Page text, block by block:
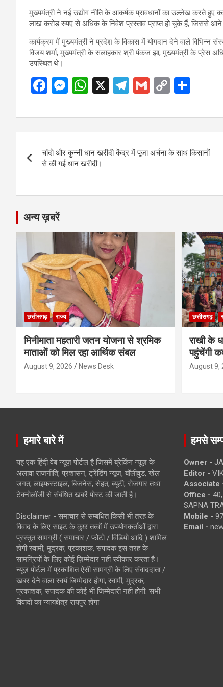
मुख्यमंत्री ने नई उद्योग नीति के आकर्षक प्रावधानों का उल्लेख करते हुए
लाख करोड़ रुपए से अधिक के निवेश प्रस्ताव प्राप्त हो चुके हैं, जिससे आने
कार्यक्रम में मुख्यमंत्री ने प्रदेश के विकास में योगदान देने वाले विभिन्न
विजय शर्मा, मुख्यमंत्री के सलाहकार श्री पंकज झा, मुख्यमंत्री के प्रेस
उपस्थित थे।
F
ce
o
o
M
se
g
er
W
at
A
p
X
T
e
a
G
ail
C
py
n
ar
navigation
चांदो और कुन्नी धान खरीदी केंद्र में पूजा अर्चना के साथ किसानों
से की गई धान खरीदी।
अन्य ख़बरें
छत्तीसगढ़ राज्य
मिनीमाता महतारी जतन योजना से श्रमिक
माताओं को मिल रहा आर्थिक संबल
August 9, 2026 News Desk
छत्तीसगढ़
राखी के
पहुंचेंगी
August 9,
हमारे बारे में
यह एक हिंदी वेब न्यूज़ पोर्टल है जिसमें ब्रेकिंग न्यूज़ के
अलावा राजनीति, प्रशासन, ट्रेंडिंग न्यूज, बॉलीवुड, खेल
जगत, लाइफस्टाइल, बिजनेस, सेहत, ब्यूटी, रोजगार तथा
टेक्नोलॉजी से संबंधित खबरें पोस्ट की जाती है।
Disclaimer - समाचार से सम्बंधित किसी भी तरह के
विवाद के लिए साइट के कुछ तत्वों में उपयोगकर्ताओं द्वारा
प्रस्तुत सामग्री ( समाचार / फोटो / विडियो आदि ) शामिल
होगी स्वामी, मुद्रक, प्रकाशक, संपादक इस तरह के
सामग्रियों के लिए कोई ज़िम्मेदार नहीं स्वीकार करता है।
न्यूज़ पोर्टल में प्रकाशित ऐसी सामग्री के लिए संवाददाता /
खबर देने वाला स्वयं जिम्मेदार होगा, स्वामी, मुद्रक,
प्रकाशक, संपादक की कोई भी जिम्मेदारी नहीं होगी. सभी
विवादों का न्यायक्षेत्र रायपुर होगा
हमसे
Owner -
Editor -
Associate
Office -
SAPNA
Mobile -
Email -